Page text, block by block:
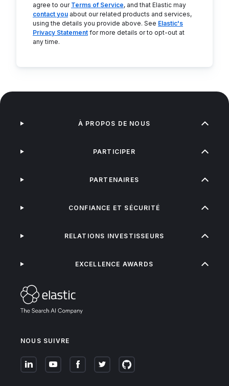
agree to our Terms of Service, and that Elastic may
contact you about our related products and services,
using the details you provide above. See Elastic's
Privacy Statement for more details or to opt-out at
any time.
NOUS SUIVRE
À PROPOS DE NOUS
PARTICIPER
PARTENAIRES
CONFIANCE ET SÉCURITÉ
RELATIONS INVESTISSEURS
EXCELLENCE AWARDS